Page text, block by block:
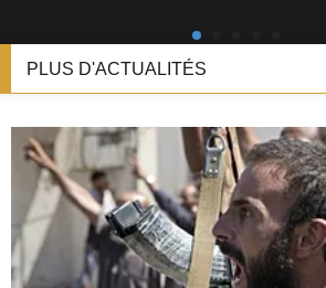
PLUS D'ACTUALITÉS